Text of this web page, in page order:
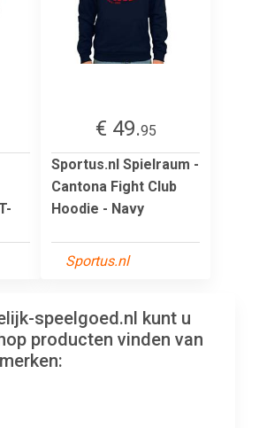
€ 49.95
Sportus.nl Spielraum -
Cantona Fight Club
Hoodie - Navy
Sportus.nl
speelgoed.nl kunt u
producten vinden van